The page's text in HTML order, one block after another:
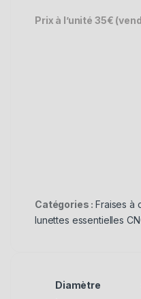
Prix à l’unité 35€
Catégories :Fraises à
lunettes essentielles
Diamètre